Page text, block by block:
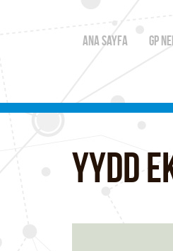
ANA SAYFA GP
YYDD